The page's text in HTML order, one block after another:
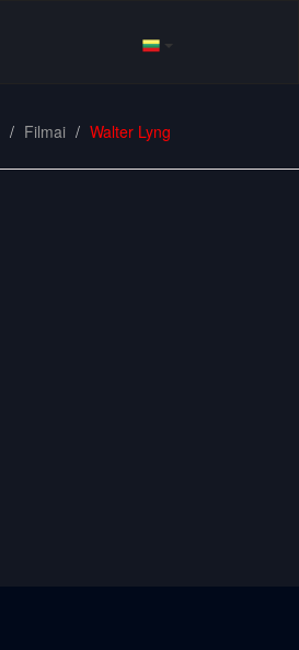
Filmai Walter Lyng